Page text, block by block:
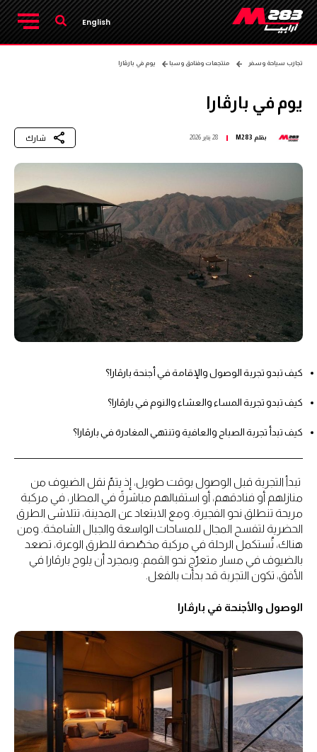
English
تجارب سياحة وسفر منتجعات وفنادق وسبا يوم في بارڤارا
يوم في بارڤارا
بقلم M283 28 يناير 2026 شارك
كيف تبدو تجربة الوصول والإقامة في أجنحة بارڤارا؟
كيف تبدو تجربة المساء والعشاء والنوم في بارڤارا؟
كيف تبدأ تجربة الصباح والعافية وتنتهي المغادرة في بارڤارا؟
تبدأ التجربة قبل الوصول بوقت طويل، إذ يتمّ نقل الضيوف من
منازلهم أو فنادقهم، أو استقبالهم مباشرةً في المطار، في مركبة
مريحة تنطلق نحو الفجيرة. ومع الابتعاد عن المدينة، تتلاشى الطرق
الحضرية لتفسح المجال للمساحات الواسعة والجبال الشامخة. ومن
هناك، تُستكمل الرحلة في مركبة مخصّصة للطرق الوعرة، تصعد
بالضيوف في مسار متعرّج نحو القمم. وبمجرد أن يلوح بارڤارا في
الأفق، تكون التجربة قد بدأت بالفعل.
الوصول والأجنحة في بارڤارا